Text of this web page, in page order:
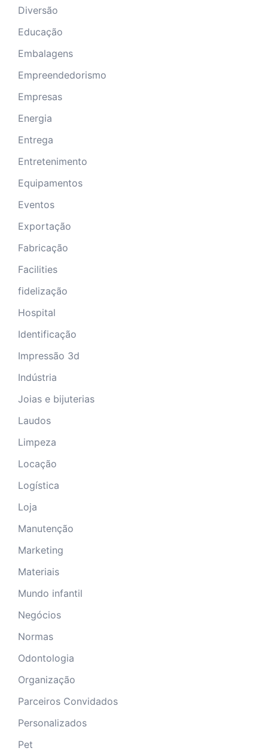
Diversão
Educação
Embalagens
Empreendedorismo
Empresas
Energia
Entrega
Entretenimento
Equipamentos
Eventos
Exportação
Fabricação
Facilities
fidelização
Hospital
Identificação
Impressão 3d
Indústria
Joias e bijuterias
Laudos
Limpeza
Locação
Logística
Loja
Manutenção
Marketing
Materiais
Mundo infantil
Negócios
Normas
Odontologia
Organização
Parceiros Convidados
Personalizados
Pet